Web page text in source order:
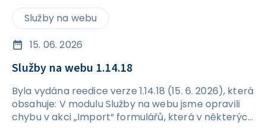
Služby na webu
15. 06. 2026
Služby na webu 1.14.18
Byla vydána reedice verze 1.14.18 (15. 6. 2026), která
obsahuje: V modulu Služby na webu jsme opravili
chybu v akci „Import“ formulářů, která v některých